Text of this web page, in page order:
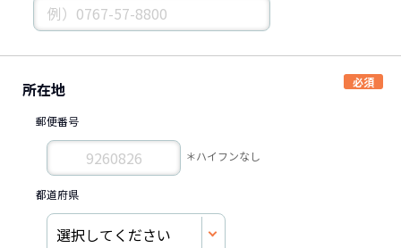
所在地
郵便番号
＊ハイフンなし
都道府県